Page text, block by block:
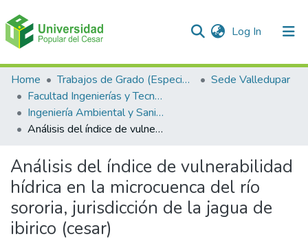
Log In (current)
Communities & Collections
All of DSpace
Statistics
Home Trabajos de Grado (Especializaciones y Pregrados)
Sede Valledupar
Facultad Ingenierías y Tecnologías
Ingeniería Ambiental y Sanitaria.
Análisis del índice de vulnerabilidad hídrica en la microcuenca del río sororia, jurisdicción de la jagua de ibirico (cesar)
Análisis del índice de vulnerabilidad
hídrica en la microcuenca del río
sororia, jurisdicción de la jagua de
ibirico (cesar)